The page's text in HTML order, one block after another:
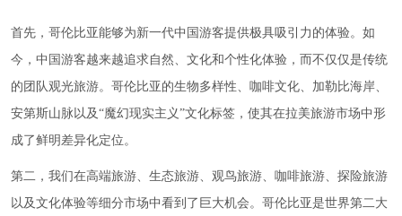
首先，哥伦比亚能够为新一代中国游客提供极具吸引力的体验。如
今，中国游客越来越追求自然、文化和个性化体验，而不仅仅是传统
的团队观光旅游。哥伦比亚的生物多样性、咖啡文化、加勒比海岸、
安第斯山脉以及“魔幻现实主义”文化标签，使其在拉美旅游市场中形
成了鲜明差异化定位。
第二，我们在高端旅游、生态旅游、观鸟旅游、咖啡旅游、探险旅游
以及文化体验等细分市场中看到了巨大机会。哥伦比亚是世界第二大